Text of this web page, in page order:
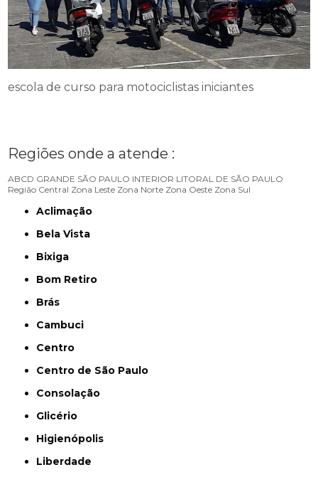
escola de curso para motociclistas iniciantes
Regiões onde a atende :
ABCD GRANDE SÃO PAULO INTERIOR LITORAL DE SÃO PAULO
Região Central Zona Leste Zona Norte Zona Oeste Zona Sul
Aclimação
Bela Vista
Bixiga
Bom Retiro
Brás
Cambuci
Centro
Centro de São Paulo
Consolação
Glicério
Higienópolis
Liberdade